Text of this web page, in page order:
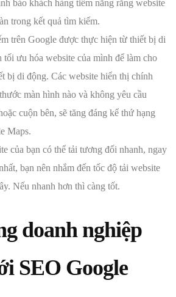
báo khách hàng tiềm năng rằng website
trong kết quả tìm kiếm.
trên Google được thực hiện từ thiết bị di
tối ưu hóa website của mình để làm cho
bị di động. Các website hiển thị chính
màn hình nào và không yêu cầu
cuộn bên, sẽ tăng đáng kể thứ hạng
Maps.
của bạn có thể tải tương đối nhanh, ngay
bạn nên nhắm đến tốc độ tải website
Nếu nhanh hơn thì càng tốt.
doanh nghiệp
SEO Google